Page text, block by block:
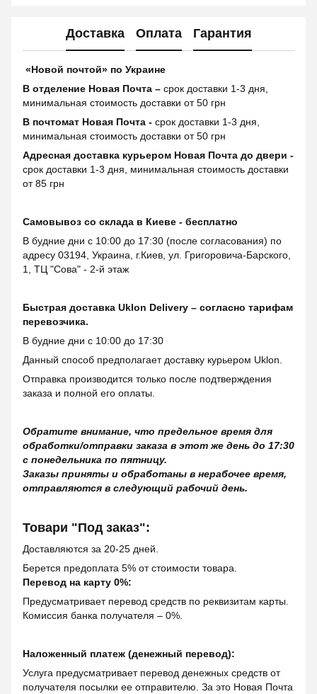
Доставка Оплата Гарантия
«Новой почтой» по Украине
В отделение Новая Почта – срок доставки 1-3 дня,
минимальная стоимость доставки от 50 грн
В почтомат Новая Почта - срок доставки 1-3 дня,
минимальная стоимость доставки от 50 грн
Адресная доставка курьером Новая Почта до двери -
срок доставки 1-3 дня, минимальная стоимость доставки
от 85 грн
Самовывоз со склада в Киеве - бесплатно
В будние дни с 10:00 до 17:30 (после согласования) по
адресу 03194, Украина, г.Киев, ул. Григоровича-Барского,
1, ТЦ "Сова" - 2-й этаж
Быстрая доставка Uklon Delivery – согласно тарифам
перевозчика.
В будние дни с 10:00 до 17:30
Данный способ предполагает доставку курьером Uklon.
Отправка производится только после подтверждения
заказа и полной его оплаты.
Обратите внимание, что предельное время для
обработки/отправки заказа в этот же день до 17:30
с понедельника по пятницу.
Заказы приняты и обработаны в нерабочее время,
отправляются в следующий рабочий день.
Товари "Под заказ":
Доставляются за 20-25 дней.
Берется предоплата 5% от стоимости товара.
Перевод на карту 0%:
Предусматривает перевод средств по реквизитам карты.
Комиссия банка получателя – 0%.
Наложенный платеж (денежный перевод):
Услуга предусматривает перевод денежных средств от
получателя посылки ее отправителю. За это Новая Почта